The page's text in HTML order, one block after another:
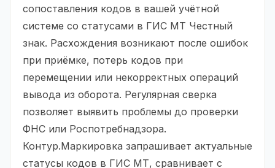
сопоставления кодов в вашей учётной
системе со статусами в ГИС МТ Честный
знак. Расхождения возникают после ошибок
при приёмке, потерь кодов при
перемещении или некорректных операций
вывода из оборота. Регулярная сверка
позволяет выявить проблемы до проверки
ФНС или Роспотребнадзора.
Контур.Маркировка запрашивает актуальные
статусы кодов в ГИС МТ, сравнивает с